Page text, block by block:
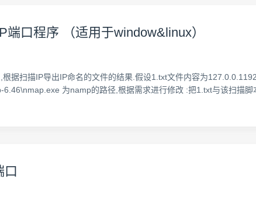
端口程序 （适用于window&linux）
根据扫描IP导出IP命名的文件的结果.假设1.txt文件内容为
6.46\nmap.exe 为namp的路径,根据需求进行修改 :把1.txt与该扫描
口